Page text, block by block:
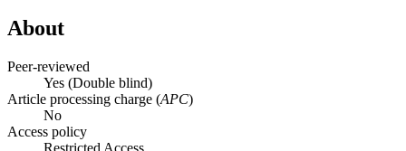
About
Peer-reviewed
Yes (Double blind)
Article processing charge (APC)
No
Access policy
Restricted Access